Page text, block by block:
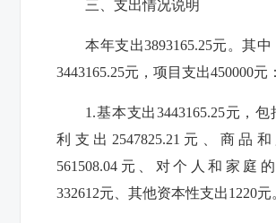
三、支出情况说明
本年支出3893165.25元。其
3443165.25元，项目支出450000元：
1.基本支出3443165.25元，
利支出2547825.21元、商品
561508.04元、对个人和家庭
332612元、其他资本性支出1220元